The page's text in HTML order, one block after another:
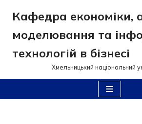
Перейти
до
вмісту
Кафедра економіки,
моделювання та
технологій в бізнесі
Хмельницький національний